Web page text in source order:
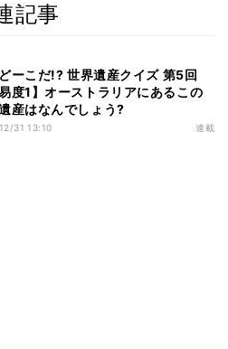
記事
ーこだ!? 世界遺産クイズ 第5回
易度1】オーストラリアにあるこの
産はなんでしょう?
31 13:10 連載